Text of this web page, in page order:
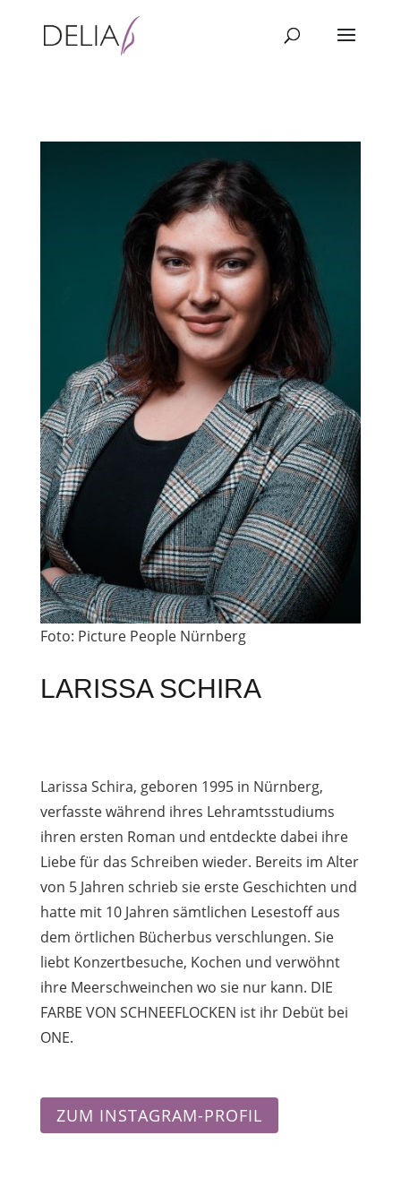
Foto: Picture People Nürnberg
LARISSA SCHIRA
Larissa Schira, geboren 1995 in Nürnberg,
verfasste während ihres Lehramtsstudiums
ihren ersten Roman und entdeckte dabei ihre
Liebe für das Schreiben wieder. Bereits im Alter
von 5 Jahren schrieb sie erste Geschichten und
hatte mit 10 Jahren sämtlichen Lesestoff aus
dem örtlichen Bücherbus verschlungen. Sie
liebt Konzertbesuche, Kochen und verwöhnt
ihre Meerschweinchen wo sie nur kann. DIE
FARBE VON SCHNEEFLOCKEN ist ihr Debüt bei
ONE.
ZUM INSTAGRAM-PROFIL